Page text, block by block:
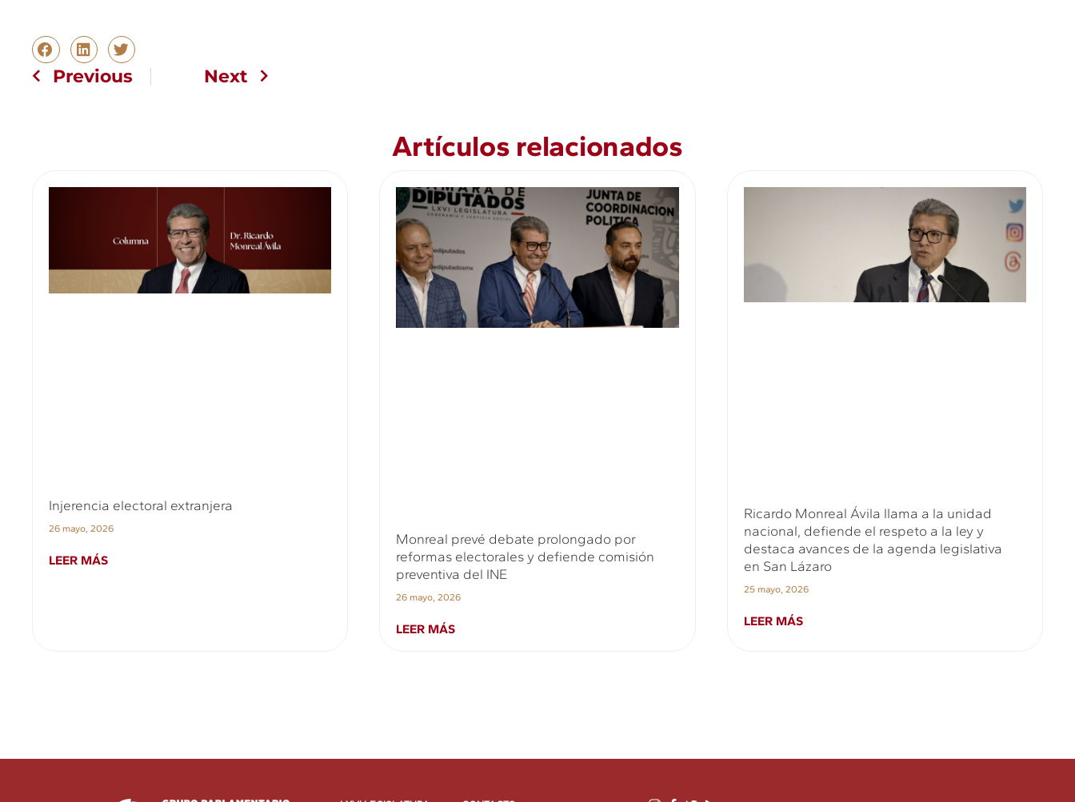
Previous Next
Artículos relacionados
Injerencia electoral extranjera
26 mayo, 2026
LEER MÁS
Monreal prevé debate prolongado por
reformas electorales y defiende comisión
preventiva del INE
26 mayo, 2026
LEER MÁS
Ricardo Monreal Ávila llama a la unidad
nacional, defiende el respeto a la ley y
destaca avances de la agenda legislativa
en San Lázaro
25 mayo, 2026
LEER MÁS